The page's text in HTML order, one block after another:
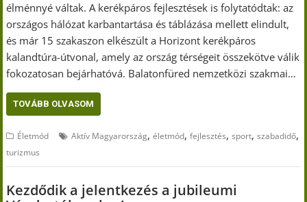
élménnyé váltak. A kerékpáros fejlesztések is folytatódtak: az
országos hálózat karbantartása és táblázása mellett elindult,
és már 15 szakaszon elkészült a Horizont kerékpáros
kalandtúra-útvonal, amely az ország térségeit összekötve válik
fokozatosan bejárhatóvá. Balatonfüred nemzetközi szakmai…
TOVÁBB OLVASOM
Életmód Aktív Magyarország,életmód,fejlesztés,sport,szabadidő,
turizmus
Kezdődik a jelentkezés a jubileumi